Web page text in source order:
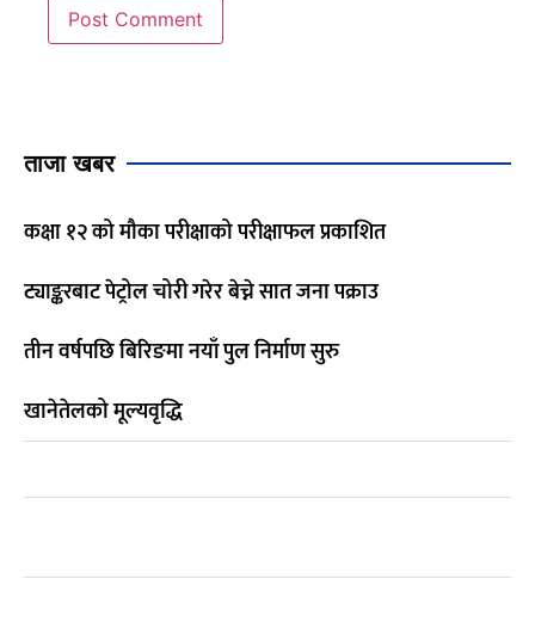
ताजा खबर
कक्षा १२ को मौका परीक्षाको परीक्षाफल प्रकाशित
ट्याङ्करबाट पेट्रोल चोरी गरेर बेच्ने सात जना पक्राउ
तीन वर्षपछि बिरिङमा नयाँ पुल निर्माण सुरु
खानेतेलको मूल्यवृद्धि